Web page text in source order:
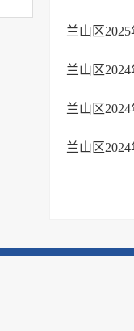
兰山区
兰山区
兰山区
兰山区